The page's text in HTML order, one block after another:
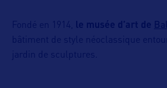
Fondé en 1914, le musée d’art de
bâtiment de style néoclassique
jardin de sculptures.